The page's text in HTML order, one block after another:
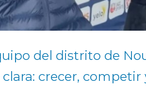
del distrito de
crecer,